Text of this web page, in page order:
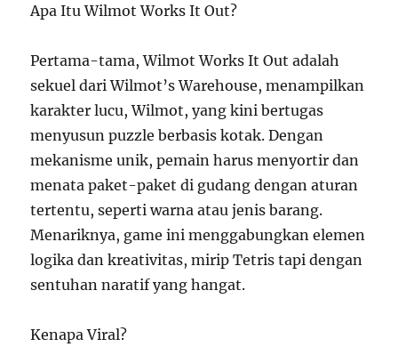
Apa Itu Wilmot Works It Out?
Pertama-tama, Wilmot Works It Out adalah
sekuel dari Wilmot’s Warehouse, menampilkan
karakter lucu, Wilmot, yang kini bertugas
menyusun puzzle berbasis kotak. Dengan
mekanisme unik, pemain harus menyortir dan
menata paket-paket di gudang dengan aturan
tertentu, seperti warna atau jenis barang.
Menariknya, game ini menggabungkan elemen
logika dan kreativitas, mirip Tetris tapi dengan
sentuhan naratif yang hangat.
Kenapa Viral?